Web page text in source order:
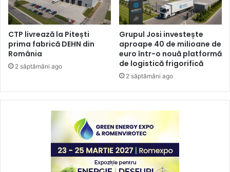
CTP livrează la Pitești
prima fabrică DEHN din
România
2 săptămâni ago
Grupul Josi investește
aproape 40 de milioane de
euro într-o nouă platformă
de logistică frigorifică
2 săptămâni ago